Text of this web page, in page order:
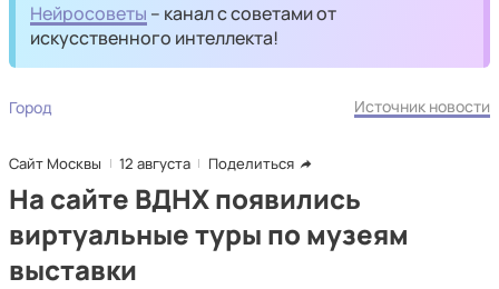
Нейросоветы – канал с советами от
искусственного интеллекта!
Город Источник новости
Сайт Москвы 12 августа Поделиться
На сайте ВДНХ появились
виртуальные туры по музеям
выставки